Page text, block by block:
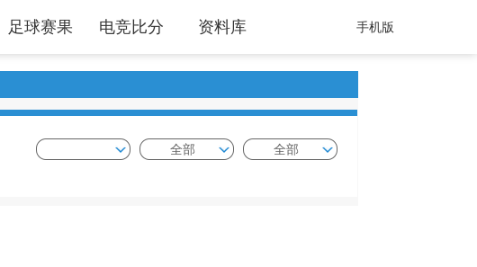
足球赛果 电竞比分 资料库 手机版
全部 全部